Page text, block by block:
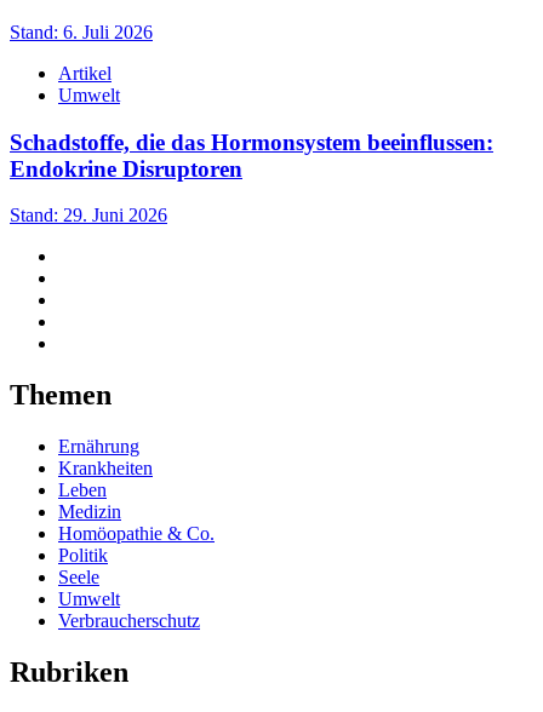
Stand: 6. Juli 2026
Artikel
Umwelt
Schadstoffe, die das Hormonsystem beeinflussen:
Endokrine Disruptoren
Stand: 29. Juni 2026
Themen
Ernährung
Krankheiten
Leben
Medizin
Homöopathie & Co.
Politik
Seele
Umwelt
Verbraucherschutz
Rubriken